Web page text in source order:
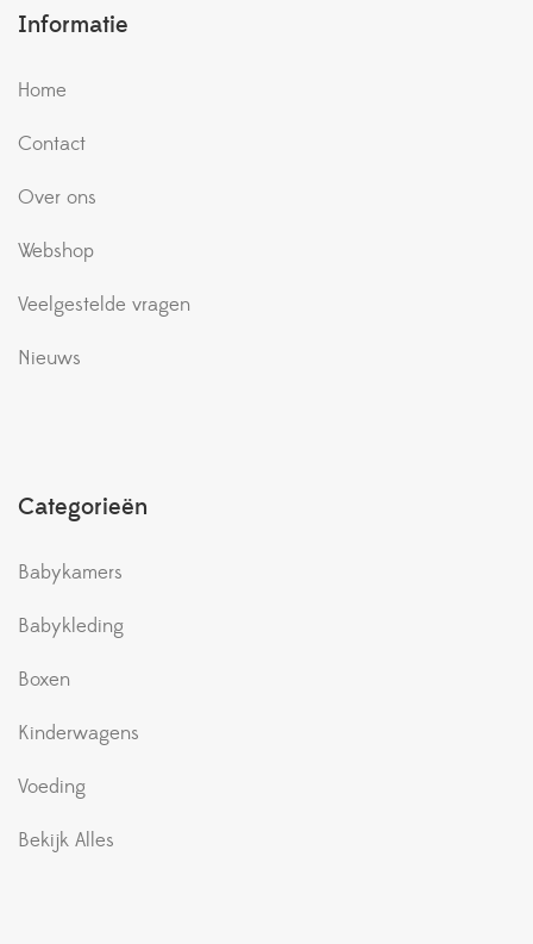
Informatie
Home
Contact
Over ons
Webshop
Veelgestelde vragen
Nieuws
Categorieën
Babykamers
Babykleding
Boxen
Kinderwagens
Voeding
Bekijk Alles